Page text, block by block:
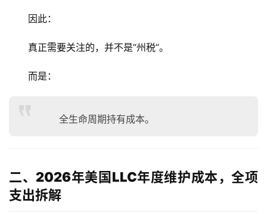
因此：
真正需要关注的，并不是“州税”。
而是：
全生命周期持有成本。
二、2026年美国LLC年度维护成本，全项
支出拆解